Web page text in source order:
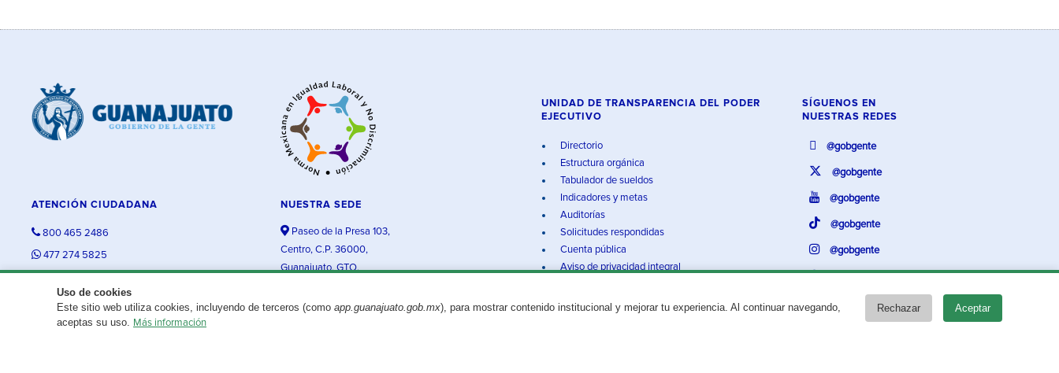
Uso de cookies
Este sitio web utiliza cookies, incluyendo de terceros (como app.guanajuato.gob.mx), para mostrar contenido institucional y mejorar tu experiencia. Al continuar navegando,
aceptas su uso. Más información
Rechazar Aceptar
ATENCIÓN CIUDADANA
800 465 2486
477 274 5825
NUESTRA SEDE
Paseo de la Presa 103,
Centro, C.P. 36000,
Guanajuato, GTO.
UNIDAD DE TRANSPARENCIA DEL PODER
EJECUTIVO
Directorio
Estructura orgánica
Tabulador de sueldos
Indicadores y metas
Auditorías
Solicitudes respondidas
Cuenta pública
Aviso de privacidad integral
SÍGUENOS EN
NUESTRAS REDES
@gobgente
@gobgente
@gobgente
@gobgente
@gobgente
@gobgente
¿Existe algún problema con esta página?Repórtalo aquí. Aviso legal© 2025 Gobierno del Estado de Guanajuato